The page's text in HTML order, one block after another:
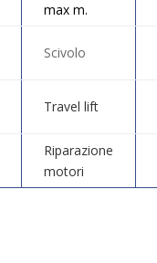
max m.
Scivolo
Travel lift
Riparazione
motori